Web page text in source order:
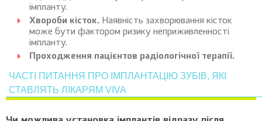
імпланту.
Хвороби кісток. Наявність захворювання кісток
може бути фактором ризику неприживленності
імпланту.
Проходження пацієнтов радіологічної терапії.
ЧАСТІ ПИТАННЯ ПРО ІМПЛАНТАЦІЮ ЗУБІВ, ЯКІ
СТАВЛЯТЬ ЛІКАРЯМ VIVA